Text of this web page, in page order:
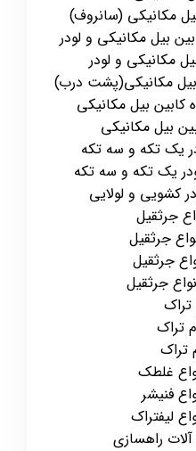
مکانیکی (سانروف)
بیل مکانیکی و لودر
مکانیکی و لودر
مکانیکی(پشت درب)
کابین بیل مکانیکی
بیل مکانیکی
یک تکه و سه تکه
یک تکه و سه تکه
کشویی و لولایی
جرثقیل
جرثقیل
جرثقیل
جرثقیل
تراک
تراک
تراک
غلطک
فنیشر
لیفتراک
راهسازی